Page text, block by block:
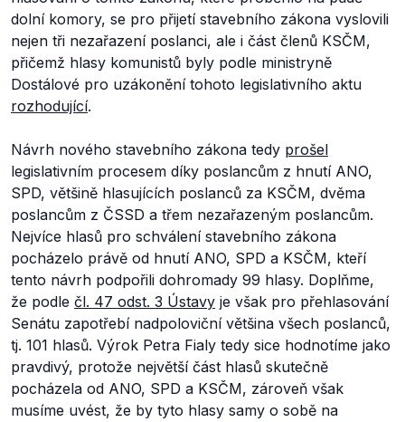
dolní komory, se pro přijetí stavebního zákona vyslovili
nejen tři nezařazení poslanci, ale i část členů KSČM,
přičemž hlasy komunistů byly podle ministryně
Dostálové pro uzákonění tohoto legislativního aktu
rozhodující.
Návrh nového stavebního zákona tedy prošel
legislativním procesem díky poslancům z hnutí ANO,
SPD, většině hlasujících poslanců za KSČM, dvěma
poslancům z ČSSD a třem nezařazeným poslancům.
Nejvíce hlasů pro schválení stavebního zákona
pocházelo právě od hnutí ANO, SPD a KSČM, kteří
tento návrh podpořili dohromady 99 hlasy. Doplňme,
že podle čl. 47 odst. 3 Ústavy je však pro přehlasování
Senátu zapotřebí nadpoloviční většina všech poslanců,
tj. 101 hlasů. Výrok Petra Fialy tedy sice hodnotíme jako
pravdivý, protože největší část hlasů skutečně
pocházela od ANO, SPD a KSČM, zároveň však
musíme uvést, že by tyto hlasy samy o sobě na